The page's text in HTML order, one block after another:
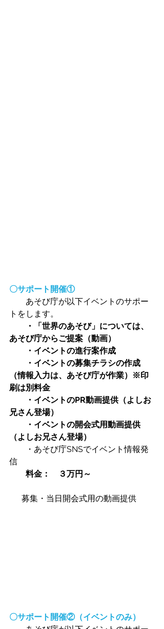
〇サポート開催①
あそび庁が以下イベントのサポー
トをします。
   ・「世界のあそび」については、
あそび庁からご提案（動画）
・イベントの進行案作成
・イベントの募集チラシの作成
（情報入力は、あそび庁が作業）※印
刷は別料金
・イベントのPR動画提供（よしお
兄さん登場）
・イベントの開会式用動画提供
（よしお兄さん登場）
・あそび庁SNSでイベント情報発
信
料金：　３万円～
      募集・当日開会式用の動画提供
〇サポート開催②（イベントのみ）